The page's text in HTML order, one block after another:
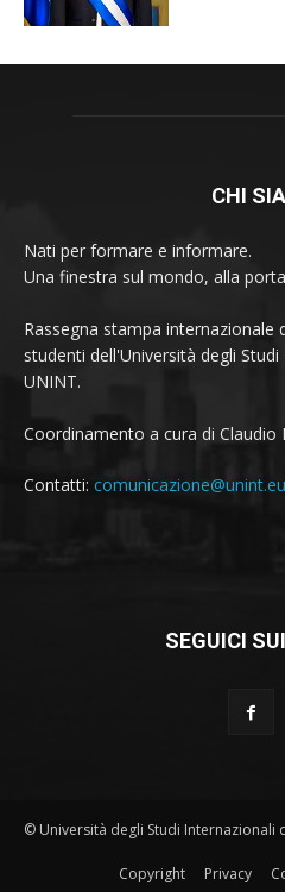
CHI
Nati per formare e informare.
Una finestra sul mondo, alla
Rassegna stampa internazionale
studenti dell'Università degli
UNINT.
Coordinamento a cura di Claudio
Contatti: comunicazione@unint.eu
SEGUICI
© Università degli Studi Internazionali
Copyright Privacy